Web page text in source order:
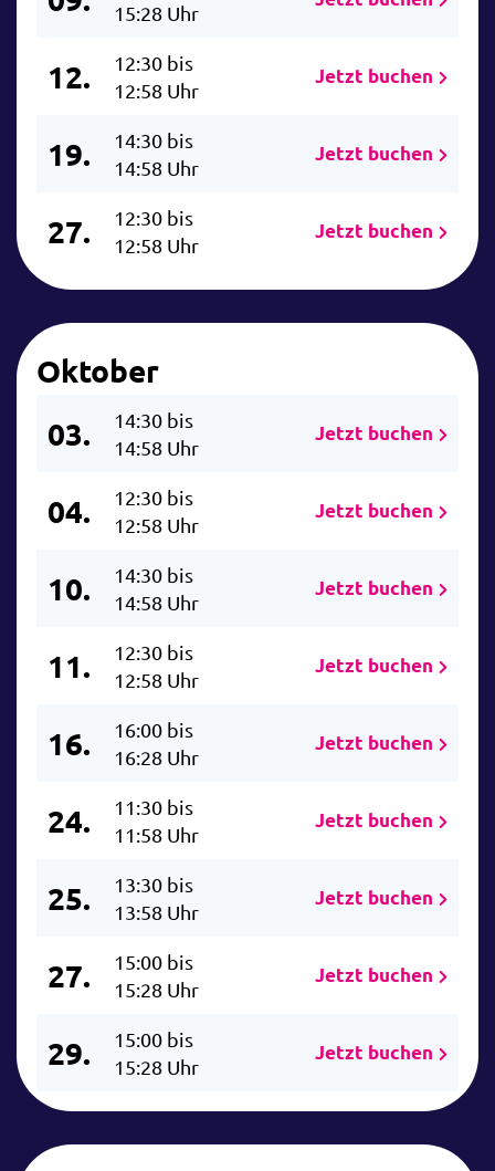
15:28 Uhr
12.
12:30 bis
12:58 Uhr
Jetzt buchen
19.
14:30 bis
14:58 Uhr
Jetzt buchen
27.
12:30 bis
12:58 Uhr
Jetzt buchen
Oktober
03.
14:30 bis
14:58 Uhr
Jetzt buchen
04.
12:30 bis
12:58 Uhr
Jetzt buchen
10.
14:30 bis
14:58 Uhr
Jetzt buchen
11.
12:30 bis
12:58 Uhr
Jetzt buchen
16.
16:00 bis
16:28 Uhr
Jetzt buchen
24.
11:30 bis
11:58 Uhr
Jetzt buchen
25.
13:30 bis
13:58 Uhr
Jetzt buchen
27.
15:00 bis
15:28 Uhr
Jetzt buchen
29.
15:00 bis
15:28 Uhr
Jetzt buchen